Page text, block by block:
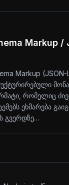
Markup /
Markup (JSON-
რომელიც
ეხმარება
გვერდზე…